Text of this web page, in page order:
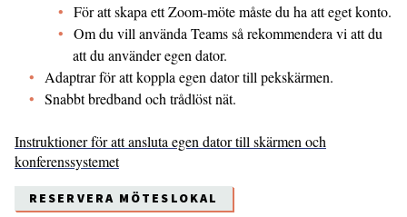
För att skapa ett Zoom-möte måste du ha att eget konto.
Om du vill använda Teams så rekommendera vi att du
att du använder egen dator.
Adaptrar för att koppla egen dator till pekskärmen.
Snabbt bredband och trådlöst nät.
Instruktioner för att ansluta egen dator till skärmen och
konferenssystemet
RESERVERA MÖTESLOKAL